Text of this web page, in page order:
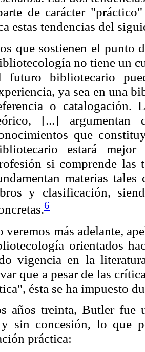
de carácter
estas tendencias del
que sostienen el punto
no tiene un
futuro bibliotecario
ya sea en una
o catalogación.
[...] argumentan
que
estará
si comprende las
materias
y clasificación,
6
veremos más adelante,
orientados
vigencia en la
que a pesar de las
ésta se ha impuesto
años treinta, Butler fue
sin concesión, lo que
práctica: